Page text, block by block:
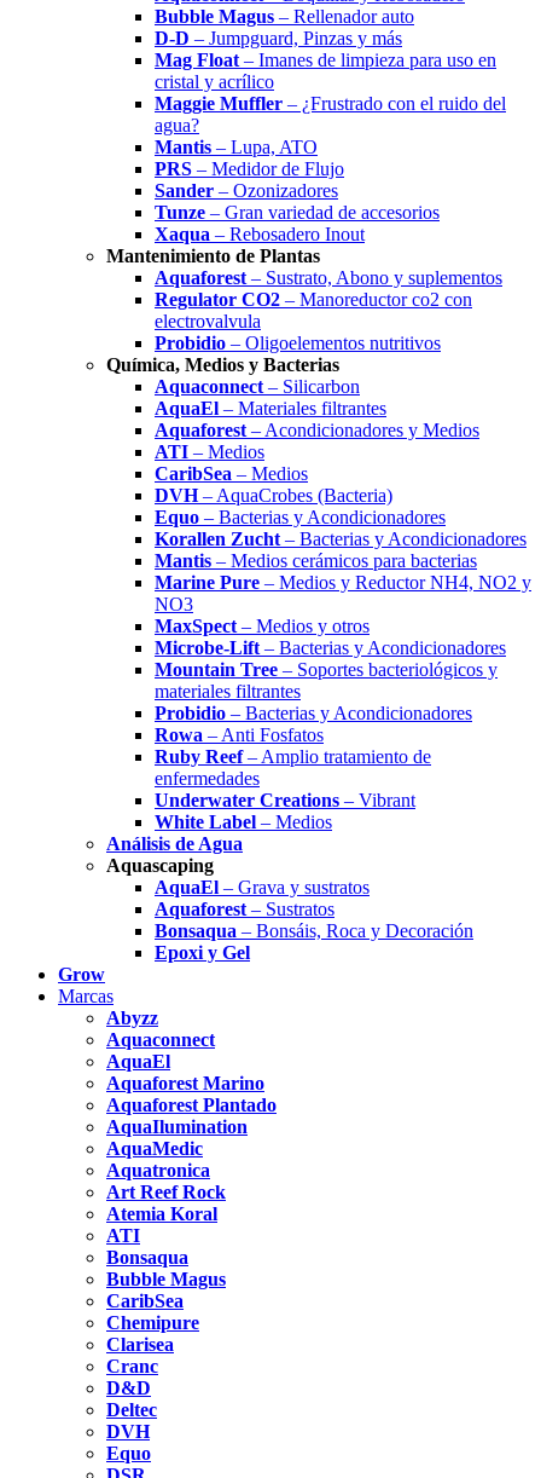
Bubble Magus – Rellenador auto
D-D – Jumpguard, Pinzas y más
Mag Float – Imanes de limpieza para uso en
cristal y acrílico
Maggie Muffler – ¿Frustrado con el ruido del
agua?
Mantis – Lupa, ATO
PRS – Medidor de Flujo
Sander – Ozonizadores
Tunze – Gran variedad de accesorios
Xaqua – Rebosadero Inout
Mantenimiento de Plantas
Aquaforest – Sustrato, Abono y suplementos
Regulator CO2 – Manoreductor co2 con
electrovalvula
Probidio – Oligoelementos nutritivos
Química, Medios y Bacterias
Aquaconnect – Silicarbon
AquaEl – Materiales filtrantes
Aquaforest – Acondicionadores y Medios
ATI – Medios
CaribSea – Medios
DVH– AquaCrobes (Bacteria)
Equo – Bacterias y Acondicionadores
Korallen Zucht – Bacterias y Acondicionadores
Mantis – Medios cerámicos para bacterias
Marine Pure – Medios y Reductor NH4, NO2 y
NO3
MaxSpect – Medios y otros
Microbe-Lift – Bacterias y Acondicionadores
Mountain Tree – Soportes bacteriológicos y
materiales filtrantes
Probidio – Bacterias y Acondicionadores
Rowa – Anti Fosfatos
Ruby Reef– Amplio tratamiento de
enfermedades
Underwater Creations – Vibrant
White Label – Medios
Análisis de Agua
Aquascaping
AquaEl – Grava y sustratos
Aquaforest – Sustratos
Bonsaqua – Bonsáis, Roca y Decoración
Epoxi y Gel
Grow
Marcas
Abyzz
Aquaconnect
AquaEl
Aquaforest Marino
Aquaforest Plantado
AquaIlumination
AquaMedic
Aquatronica
Art Reef Rock
Atemia Koral
ATI
Bonsaqua
Bubble Magus
CaribSea
Chemipure
Clarisea
Cranc
D&D
Deltec
DVH
Equo